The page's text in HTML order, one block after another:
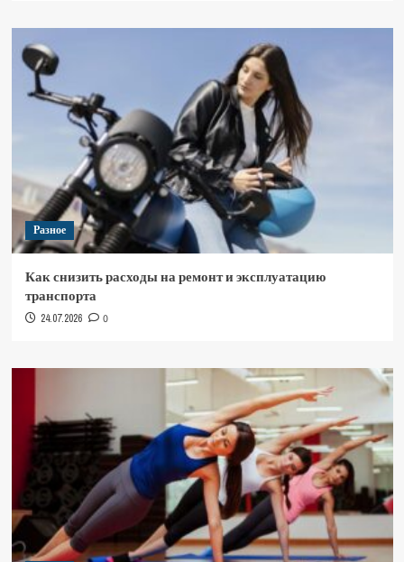
Разное
Как снизить расходы на ремонт и эксплуатацию
транспорта
24.07.2026 0